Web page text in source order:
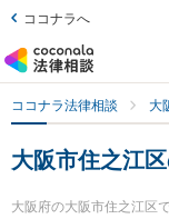
ココナラへ
ココナラ法律相談 大
大阪市住之江
大阪府の大阪市住之江区